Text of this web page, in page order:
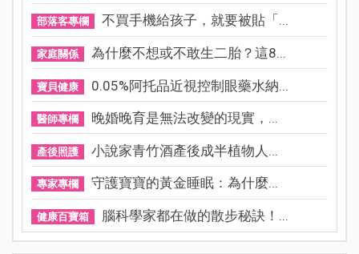
部落客專欄 不買手機給孩子，就要被貼「...
家庭關係 為什麼不想或不敢生二胎？這8...
寶貝健康 0.05%阿托品近視控制眼藥水納...
醫師專欄 晚婚晚育是無法改變的現實，...
產後照護 小說家青竹酒產後成半植物人...
專家專欄 守護寶寶的黃金睡眠：為什麼...
健康百寶箱 腦科學家都在做的散步秘訣！...